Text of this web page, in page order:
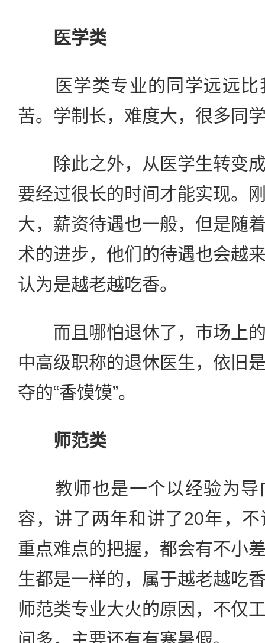
医学类
医学类专业的同学远远比
苦。学制长，难度大，很多同
除此之外，从医学生转变成
要经过很长的时间才能实现。
大，薪资待遇也一般，但是随
术的进步，他们的待遇也会越
认为是越老越吃香。
而且哪怕退休了，市场上的
中高级职称的退休医生，依旧
夺的“香馍馍”。
师范类
教师也是一个以经验为导
容，讲了两年和讲了20年，
重点难点的把握，都会有不小
生都是一样的，属于越老越吃
师范类专业大火的原因，不仅